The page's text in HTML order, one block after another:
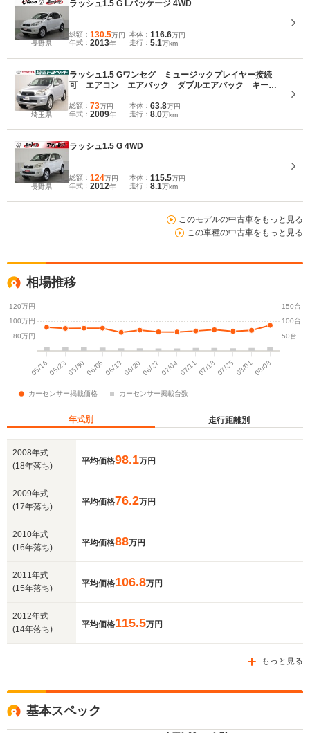
長野県
ラッシュ1.5 G Lパッケージ 4WD
総額： 130.5万円
年式： 2013年
本体： 116.6万円
走行： 5.1万km
埼玉県
ラッシュ1.5 Gワンセグ ミュージックプレイヤー接続
可 エアコン エアバック ダブルエアバック キーレ
グ ABS アルミホイール DVD再生
総額： 73万円
年式： 2009年
本体： 63.8万円
走行： 8.0万km
長野県
ラッシュ1.5 G 4WD
総額： 124万円
年式： 2012年
本体： 115.5万円
走行： 8.1万km
このモデルの中古車をもっと見る
この車種の中古車をもっと見る
相場推移
年式別 走行距離別
2008年式
(18年落ち)
平均価格98.1万円
2009年式
(17年落ち)
平均価格76.2万円
2010年式
(16年落ち)
平均価格88万円
2011年式
(15年落ち)
平均価格106.8万円
2012年式
(14年落ち)
平均価格115.5万円
もっと見る
基本スペック